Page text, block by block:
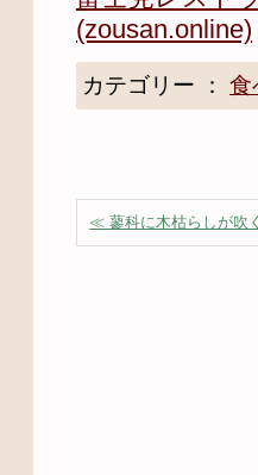
(zousan.online)
カテゴリー ： 食
≪ 蓼科に木枯らしが吹